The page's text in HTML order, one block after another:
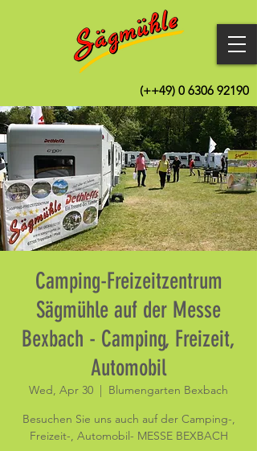
(++49) 0 6306 92190
Camping-Freizeitzentrum
Sägmühle auf der Messe
Bexbach - Camping, Freizeit,
Automobil
Wed, Apr 30
  |
Blumengarten Bexbach
Besuchen Sie uns auch auf der Camping-,
Freizeit-, Automobil- MESSE BEXBACH